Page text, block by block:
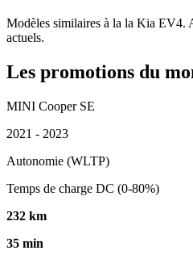
Modèles similaires à la la Kia EV4.
actuels.
Les promotions du
MINI Cooper SE
2021 - 2023
Autonomie (WLTP)
Temps de charge DC (0-80%)
232 km
35 min